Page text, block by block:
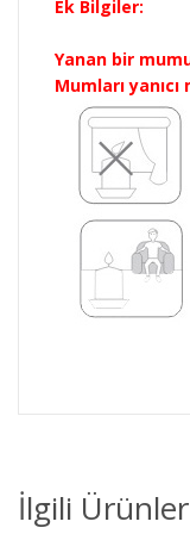
Ek Bilgiler:
Yanan bir
Mumları
İlgili Ürünler